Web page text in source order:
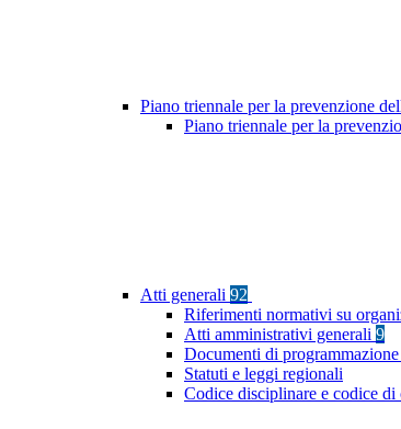
Piano triennale per la prevenzione
Piano triennale per la
Atti generali 92
Riferimenti normativi su
Atti amministrativi generali 9
Documenti di
Statuti e leggi regionali
Codice disciplinare e codice di